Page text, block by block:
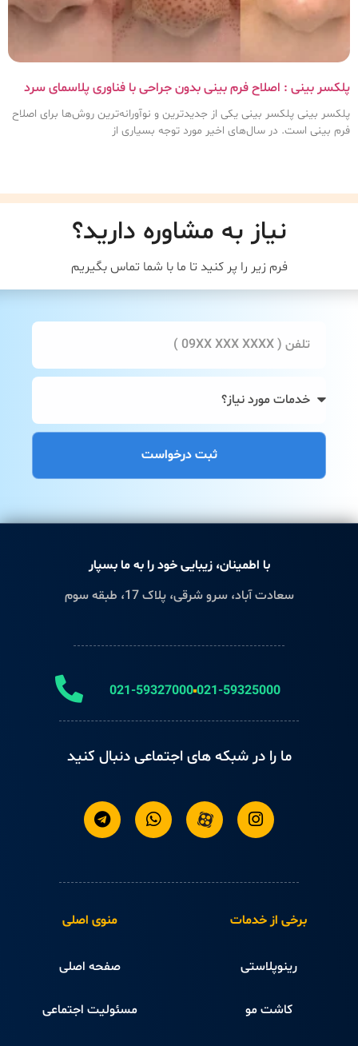
پلکسر بینی : اصلاح فرم بینی بدون جراحی با فناوری پلاسمای سرد
پلکسر بینی پلکسر بینی یکی از جدیدترین و نوآورانه‌ترین روش‌ها برای اصلاح
فرم بینی است. در سال‌های اخیر مورد توجه بسیاری از
نیاز به مشاوره دارید؟
فرم زیر را پر کنید تا ما با شما تماس بگیریم
ثبت درخواست
منوی اصلی
صفحه اصلی
مسئولیت اجتماعی
برخی از خدمات
رینوپلاستی
کاشت مو
با اطمینان، زیبایی خود را به ما بسپار
سعادت آباد، سرو شرقی، پلاک 17، طبقه سوم
021-59325000
021-59327000
ما را در شبکه های اجتماعی دنبال کنید